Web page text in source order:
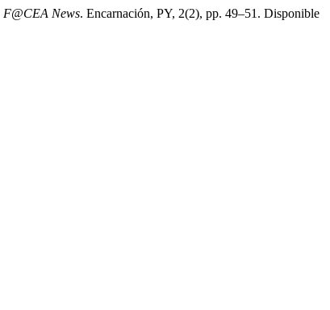
F@CEA News. Encarnación, PY, 2(2), pp. 49–51. Disponible